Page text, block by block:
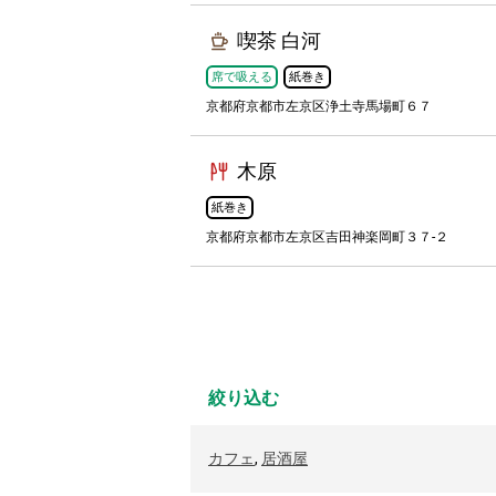
喫茶 白河
席で吸える 紙巻き
京都府京都市左京区浄土寺馬場町６７
木原
紙巻き
京都府京都市左京区吉田神楽岡町３７-２
絞り込む
カフェ, 居酒屋